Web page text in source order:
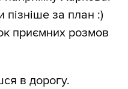
пізніше за план :)
приємних розмов
в дорогу.